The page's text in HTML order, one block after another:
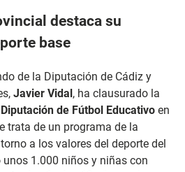
destaca su
base
de la Diputación de Cádiz y
Javier Vidal, ha clausurado la
de Fútbol Educativoen
trata de un programa de la
a los valores del deporte del
1.000 niños y niñas con